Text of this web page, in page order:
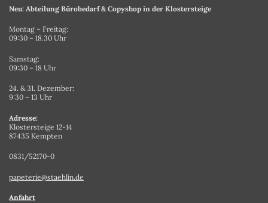
Neu: Abteilung Bürobedarf & Copyshop in der Klostersteige
Montag – Freitag:
09:30 – 18.30 Uhr
Samstag:
09:30 – 18 Uhr
24. & 31. Dezember:
9:30 – 13 Uhr
Adresse:
Klostersteige 12-14
87435 Kempten
0831/52170-0
papeterie@staehlin.de
Anfahrt